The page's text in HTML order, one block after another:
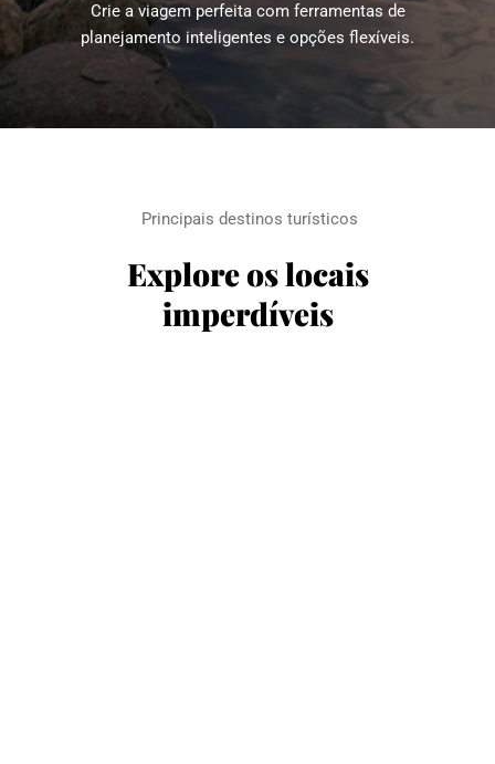
Crie a viagem perfeita com ferramentas de
planejamento inteligentes e opções flexíveis.
Principais destinos turísticos
Explore os locais
imperdíveis